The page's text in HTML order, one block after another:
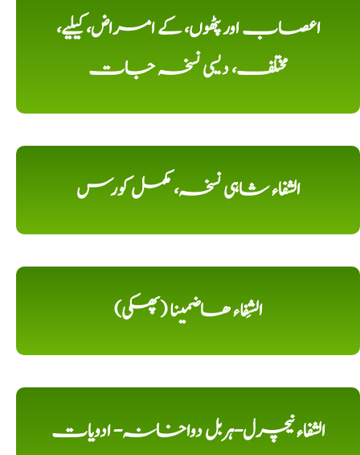
اعصاب اور پٹھوں، کے امراض، کیلیے،
مختلف، دیسی نسخہ جات
الشفاء شاہی نسخہ، مکمل کورس
الشِفاء ھاضمینا (پھکی)
الشفاء نیچرل-ہربل دواخانہ- ادویات